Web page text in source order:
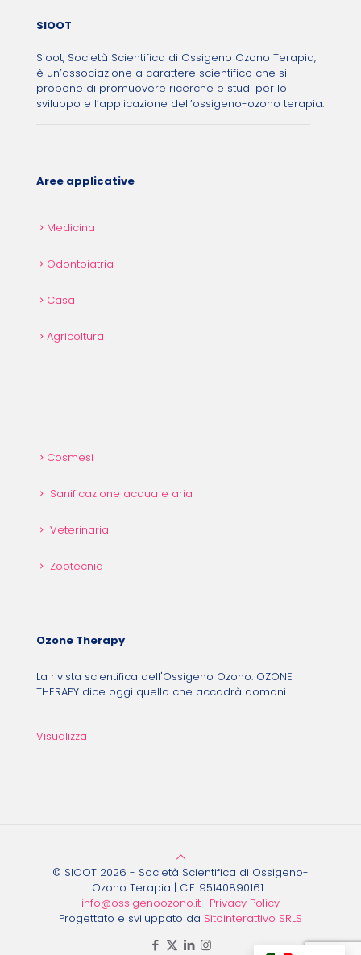
SIOOT
Sioot, Società Scientifica di Ossigeno Ozono Terapia,
è un’associazione a carattere scientifico che si
propone di promuovere ricerche e studi per lo
sviluppo e l’applicazione dell’ossigeno-ozono terapia.
Aree applicative
Medicina
Odontoiatria
Casa
Agricoltura
Cosmesi
Sanificazione acqua e aria
Veterinaria
Zootecnia
Ozone Therapy
La rivista scientifica dell'Ossigeno Ozono. OZONE
THERAPY dice oggi quello che accadrà domani.
Visualizza
© SIOOT 2026 - Società Scientifica di Ossigeno-
Ozono Terapia | C.F. 95140890161 |
info@ossigenoozono.it | Privacy Policy
Progettato e sviluppato da Sitointerattivo SRLS